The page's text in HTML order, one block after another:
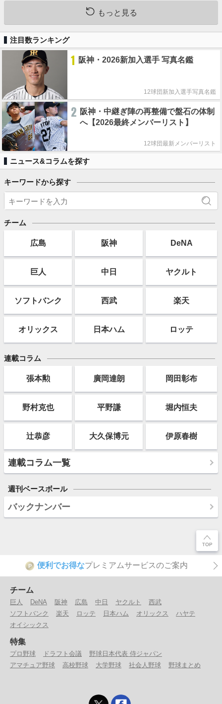
もっと見る
注目数ランキング
1 阪神・2026新加入選手 写真名鑑
12球団新加入選手写真名鑑
2 阪神・中継ぎ陣の再整備で盤石の体制
へ【2026最終メンバーリスト】
12球団最新メンバーリスト
ニュース&コラムを探す
キーワードから探す
チーム
広島 阪神 DeNA
巨人 中日 ヤクルト
ソフトバンク 西武 楽天
オリックス 日本ハム ロッテ
連載コラム
張本勲 廣岡達朗 岡田彰布
野村克也 平野謙 堀内恒夫
辻恭彦 大久保博元 伊原春樹
連載コラム一覧
週刊ベースボール
バックナンバー
P 便利でお得なプレミアムサービスのご案内
チーム
巨人 DeNA 阪神 広島 中日 ヤクルト
西武
ソフトバンク
楽天 ロッテ 日本ハム オリックス
ハヤテ
オイシックス
特集
プロ野球 ドラフト会議
野球日本代表 侍ジャパン
アマチュア野球
高校野球 大学野球 社会人野球 野球まとめ